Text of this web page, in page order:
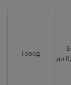
Город
до